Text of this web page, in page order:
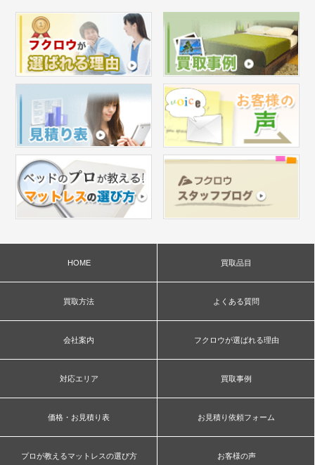
HOME 買取品目
買取方法 よくある質問
会社案内 フクロウが選ばれる理由
対応エリア 買取事例
価格・お見積り表 お見積り依頼フォーム
プロが教えるマットレスの選び方 お客様の声